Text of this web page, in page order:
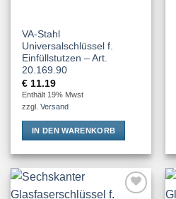
VA-Stahl
Universalschlüssel f.
Einfüllstutzen – Art.
20.169.90
€ 11.19
Enthält 19% Mwst
zzgl.Versand
IN DEN WARENKORB